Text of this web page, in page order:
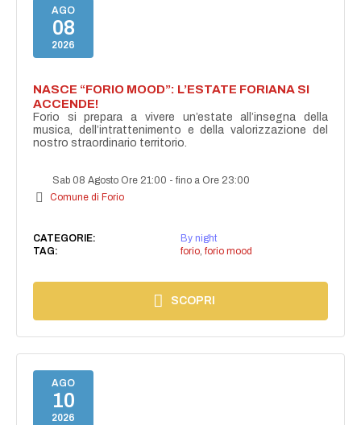
AGO
08
2026
NASCE “FORIO MOOD”: L’ESTATE FORIANA SI
ACCENDE!
Forio si prepara a vivere un’estate all’insegna della
musica, dell’intrattenimento e della valorizzazione del
nostro straordinario territorio.
Sab 08 Agosto Ore 21:00 -fino a Ore 23:00
Comune di Forio
CATEGORIE:
By night
TAG:
forio, forio mood
SCOPRI
AGO
10
2026